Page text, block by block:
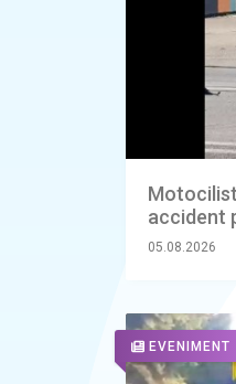
accident
05.08.2026
EVENIMENT